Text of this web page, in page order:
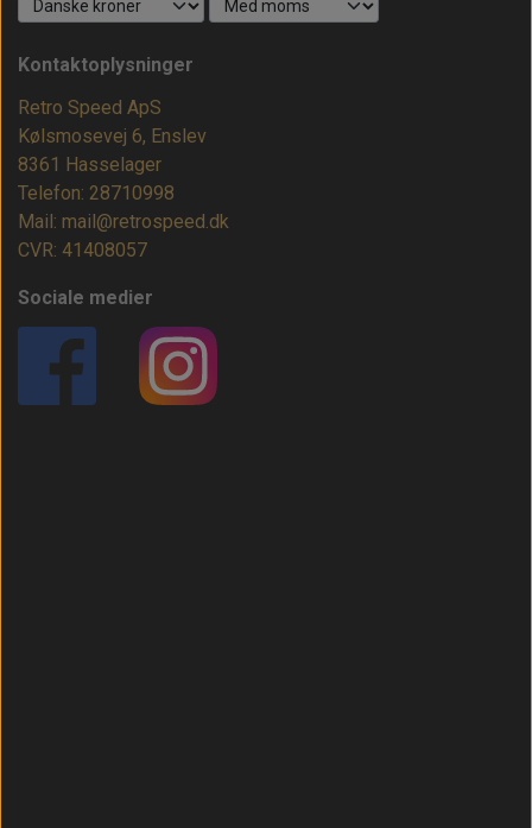
Kontaktoplysninger
Retro Speed ApS
Kølsmosevej 6, Enslev
8361 Hasselager
Telefon: 28710998
Mail: mail@retrospeed.dk
CVR: 41408057
Sociale medier